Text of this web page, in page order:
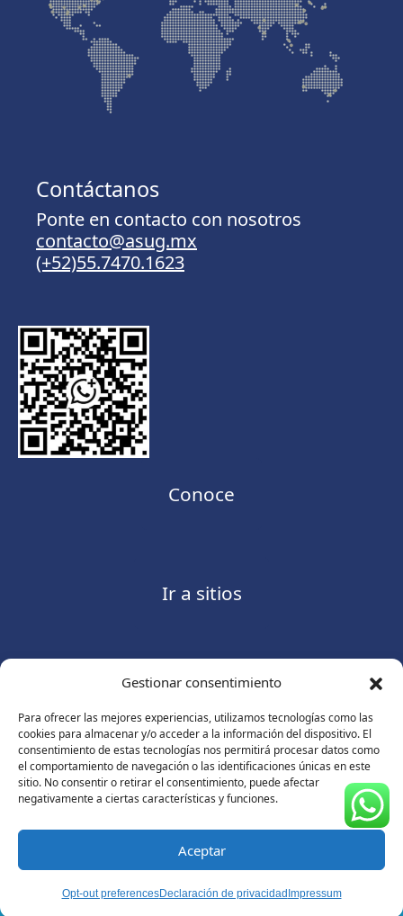
Gestionar consentimiento
Para ofrecer las mejores experiencias, utilizamos tecnologías como las
cookies para almacenar y/o acceder a la información del dispositivo. El
consentimiento de estas tecnologías nos permitirá procesar datos como
el comportamiento de navegación o las identificaciones únicas en este
sitio. No consentir o retirar el consentimiento, puede afectar
negativamente a ciertas características y funciones.
Aceptar
Opt-out preferencesDeclaración de privacidad Impressum
Contáctanos
Ponte en contacto con nosotros
contacto@asug.mx
(+52)55.7470.1623
Conoce
Ir a sitios
Contáctanos
Consulte nuestroAviso de privacidad
© Copyright 2026 ASUGMEX. Todos los derechos
reservados.